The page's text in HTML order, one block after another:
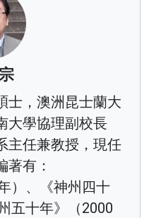
士，澳洲昆士蘭大
大學協理副校長
主任兼教授，現任
著有：
）、《神州四十
五十年》（2000